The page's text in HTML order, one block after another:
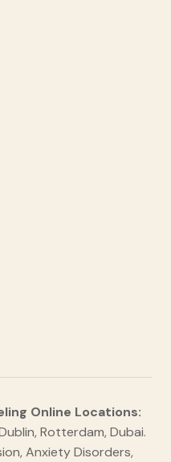
Online Locations:
Rotterdam, Dubai.
Anxiety Disorders,